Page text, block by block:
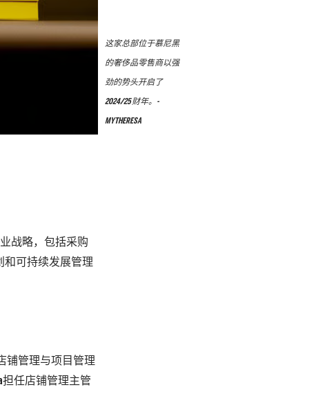
这家总部位于慕尼黑
的奢侈品零售商以强
劲的势头开启了
2024/25 财年。-
MYTHERESA
战略，包括采购
和可持续发展管理
铺管理与项目管理
任店铺管理主管